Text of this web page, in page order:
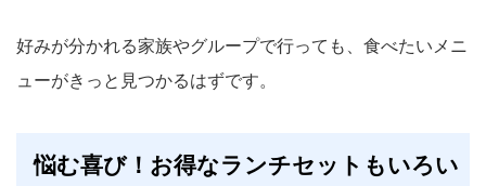
好みが分かれる家族やグループで行っても、食べたいメニ
ューがきっと見つかるはずです。
悩む喜び！お得なランチセットもいろい